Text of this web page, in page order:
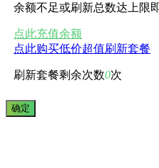
余额不足或刷新总数达上限
点此充值余额
点此购买低价超值刷新套餐
刷新套餐剩余次数0次